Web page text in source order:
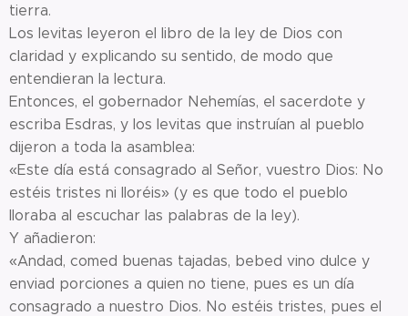
tierra.
Los levitas leyeron el libro de la ley de Dios con
claridad y explicando su sentido, de modo que
entendieran la lectura.
Entonces, el gobernador Nehemías, el sacerdote y
escriba Esdras, y los levitas que instruían al pueblo
dijeron a toda la asamblea:
«Este día está consagrado al Señor, vuestro Dios: No
estéis tristes ni lloréis» (y es que todo el pueblo
lloraba al escuchar las palabras de la ley).
Y añadieron:
«Andad, comed buenas tajadas, bebed vino dulce y
enviad porciones a quien no tiene, pues es un día
consagrado a nuestro Dios. No estéis tristes, pues el